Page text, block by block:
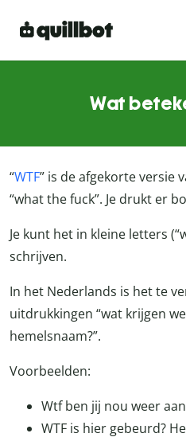
Wat
“WTF” is de afgekorte versie
“what the fuck”. Je drukt er
Je kunt het in kleine letters
schrijven.
In het Nederlands is het te
uitdrukkingen “wat krijgen
hemelsnaam?”.
Voorbeelden:
Wtf ben jij nou weer
WTF is hier gebeurd?